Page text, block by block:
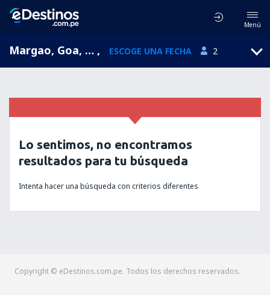
Menú
Margao, Goa, India , ESCOGE UNA FECHA 2
Lo sentimos, no encontramos
resultados para tu búsqueda
Intenta hacer una búsqueda con criterios diferentes
Copyright © eDestinos.com.pe. Todos los derechos reservados.